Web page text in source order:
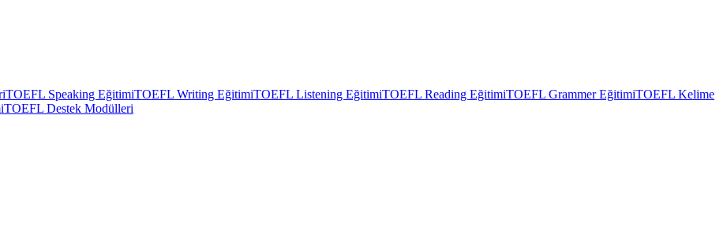
TOEFL Speaking EğitimiTOEFL Writing EğitimiTOEFL Listening EğitimiTOEFL Reading EğitimiTOEFL Grammer EğitimiTOEFL Kelime
TOEFL Destek Modülleri